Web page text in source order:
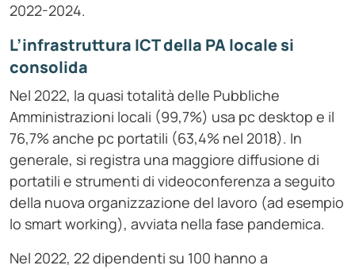
2022-2024.
L’infrastruttura ICT della PA locale si
consolida
Nel 2022, la quasi totalità delle Pubbliche
Amministrazioni locali (99,7%) usa pc desktop e il
76,7% anche pc portatili (63,4% nel 2018). In
generale, si registra una maggiore diffusione di
portatili e strumenti di videoconferenza a seguito
della nuova organizzazione del lavoro (ad esempio
lo smart working), avviata nella fase pandemica.
Nel 2022, 22 dipendenti su 100 hanno a